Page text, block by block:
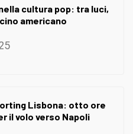
cultura pop: tra luci,
americano
Lisbona: otto ore
il volo verso Napoli